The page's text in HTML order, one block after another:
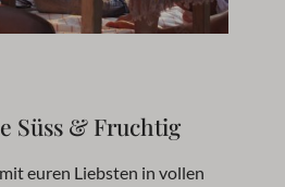
Süss & Fruchtig
euren Liebsten in vollen